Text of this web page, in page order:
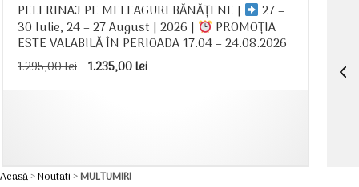
PELERINAJ PE MELEAGURI BĂNĂȚENE | 27 –
30 Iulie, 24 – 27 August | 2026 | PROMOȚIA
ESTE VALABILĂ ÎN PERIOADA 17.04 – 24.08.2026
1.295,00lei Prețul
1.235,00leiPrețul
Acasă>Noutati>MULTUMIRI